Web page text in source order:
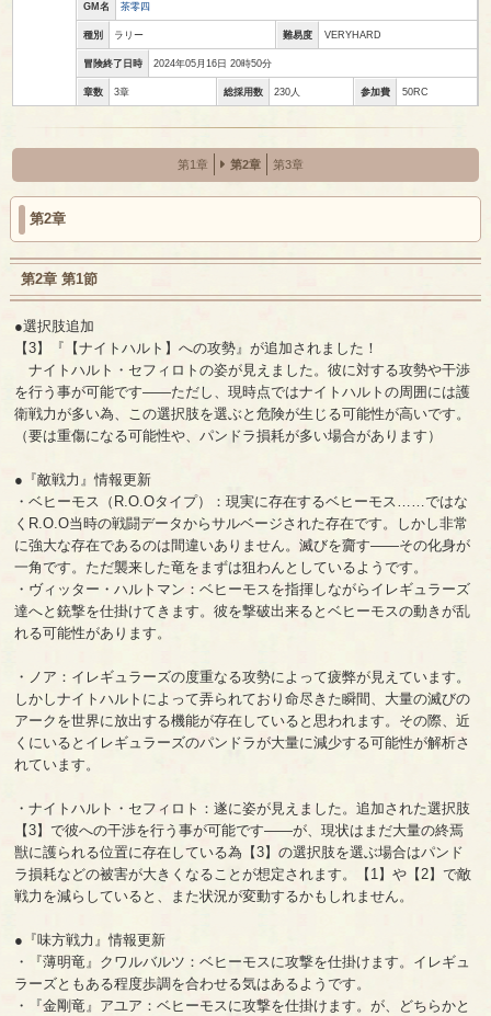
GM名 茶零四
種別 ラリー 難易度 VERYHARD
冒険終了日時 2024年05月16日 20時50分
章数 3章 総採用数 230人 参加費 50RC
第1章 第2章 第3章
第2章
第2章 第1節
●選択肢追加
【3】『【ナイトハルト】への攻勢』が追加されました！
ナイトハルト・セフィロトの姿が見えました。彼に対する攻勢や干渉
を行う事が可能です――ただし、現時点ではナイトハルトの周囲には護
衛戦力が多い為、この選択肢を選ぶと危険が生じる可能性が高いです。
（要は重傷になる可能性や、パンドラ損耗が多い場合があります）
●『敵戦力』情報更新
・ベヒーモス（R.O.Oタイプ）：現実に存在するベヒーモス……ではな
くR.O.O当時の戦闘データからサルベージされた存在です。しかし非常
に強大な存在であるのは間違いありません。滅びを齎す――その化身が
一角です。ただ襲来した竜をまずは狙わんとしているようです。
・ヴィッター・ハルトマン：ベヒーモスを指揮しながらイレギュラーズ
達へと銃撃を仕掛けてきます。彼を撃破出来るとベヒーモスの動きが乱
れる可能性があります。
・ノア：イレギュラーズの度重なる攻勢によって疲弊が見えています。
しかしナイトハルトによって弄られており命尽きた瞬間、大量の滅びの
アークを世界に放出する機能が存在していると思われます。その際、近
くにいるとイレギュラーズのパンドラが大量に減少する可能性が解析さ
れています。
・ナイトハルト・セフィロト：遂に姿が見えました。追加された選択肢
【3】で彼への干渉を行う事が可能です――が、現状はまだ大量の終焉
獣に護られる位置に存在している為【3】の選択肢を選ぶ場合はパンド
ラ損耗などの被害が大きくなることが想定されます。【1】や【2】で敵
戦力を減らしていると、また状況が変動するかもしれません。
●『味方戦力』情報更新
・『薄明竜』クワルバルツ：ベヒーモスに攻撃を仕掛けます。イレギュ
ラーズともある程度歩調を合わせる気はあるようです。
・『金剛竜』アユア：ベヒーモスに攻撃を仕掛けます。が、どちらかと